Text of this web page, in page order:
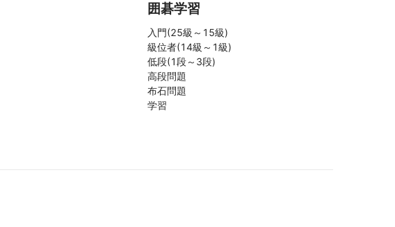
囲碁学習
入門(25級～15級)
級位者(14級～1級)
低段(1段～3段)
高段問題
布石問題
学習